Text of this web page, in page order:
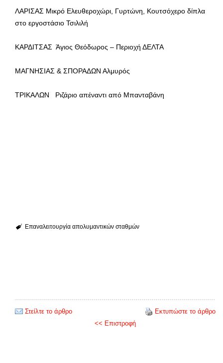
ΛΑΡΙΣΑΣ Μικρό Ελευθεροχώρι, Γυρτώνη, Κουτσόχερο δίπλα
στο εργοστάσιο Τσιλιλή
ΚΑΡΔΙΤΣΑΣ Άγιος Θεόδωρος – Περιοχή ΔΕΛΤΑ
ΜΑΓΝΗΣΙΑΣ & ΣΠΟΡΑΔΩΝ Αλμυρός
ΤΡΙΚΑΛΩΝ Ριζάριο απέναντι από Μπανταβάνη
Επαναλειτουργία απολυμαντικών σταθμών
Στείλτε το άρθρο
Εκτυπώστε το άρθρο
<< Επιστροφή